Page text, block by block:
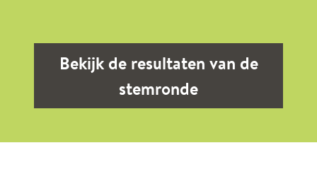
Bekijk de resultaten van de
stemronde